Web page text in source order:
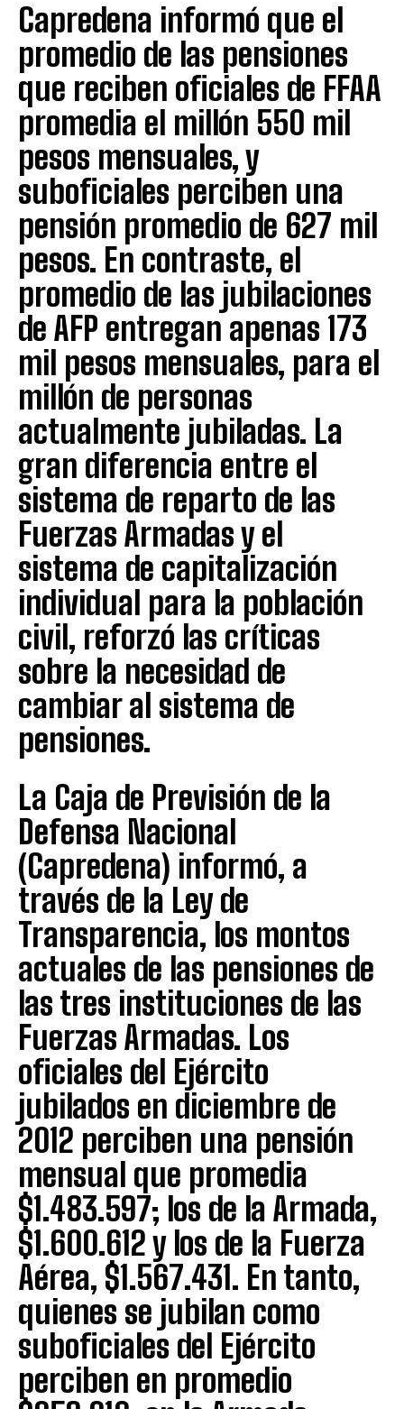
Capredena informó que el
promedio de las pensiones
que reciben oficiales de FFAA
promedia el millón 550 mil
pesos mensuales, y
suboficiales perciben una
pensión promedio de 627 mil
pesos. En contraste, el
promedio de las jubilaciones
de AFP entregan apenas 173
mil pesos mensuales, para el
millón de personas
actualmente jubiladas. La
gran diferencia entre el
sistema de reparto de las
Fuerzas Armadas y el
sistema de capitalización
individual para la población
civil, reforzó las críticas
sobre la necesidad de
cambiar al sistema de
pensiones.
La Caja de Previsión de la
Defensa Nacional
(Capredena) informó, a
través de la Ley de
Transparencia, los montos
actuales de las pensiones de
las tres instituciones de las
Fuerzas Armadas. Los
oficiales del Ejército
jubilados en diciembre de
2012 perciben una pensión
mensual que promedia
$1.483.597; los de la Armada,
$1.600.612 y los de la Fuerza
Aérea, $1.567.431. En tanto,
quienes se jubilan como
suboficiales del Ejército
perciben en promedio